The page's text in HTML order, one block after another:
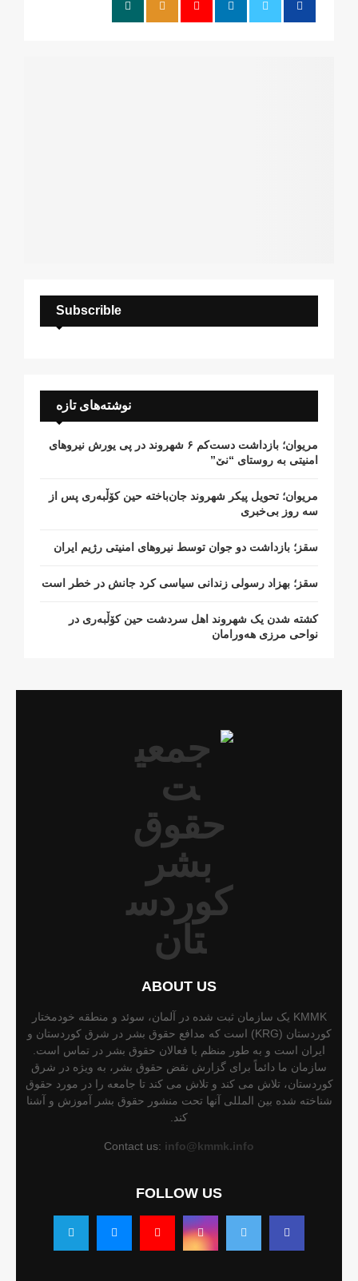
:
Subscrible
نوشته‌های تازه
مریوان؛ بازداشت دست‌کم ۶ شهروند در پی یورش نیروهای
امنیتی به روستای “نێ”
مریوان؛ تحویل پیکر شهروند جان‌باخته حین کۆڵبەری پس از
سە روز بی‌خبری
سقز؛ بازداشت دو جوان توسط نیروهای امنیتی رژیم ایران
سقز؛ بهزاد رسولی زندانی سیاسی کرد جانش در خطر است
کشتە شدن یک شهروند اهل سردشت حین کۆڵبەری در
نواحی مرزی هەورامان
ABOUT US
KMMK یک سازمان ثبت شده در آلمان، سوئد و منطقه خودمختار
کوردستان (KRG) است که مدافع حقوق بشر در شرق کوردستان و
ایران است و به طور منظم با فعالان حقوق بشر در تماس است.
سازمان ما دائماً برای گزارش نقض حقوق بشر، به ویژه در شرق
کوردستان، تلاش می کند و تلاش می کند تا جامعه را در مورد حقوق
شناخته شده بین المللی آنها تحت منشور حقوق بشر آموزش و آشنا
کند.
Contact us: info@kmmk.info
FOLLOW US